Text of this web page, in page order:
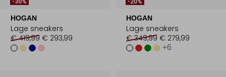
HOGAN
Lage sneakers
€ 419,99 € 293,99
HOGAN
Lage sneakers
€ 349,99 € 279,99
+6